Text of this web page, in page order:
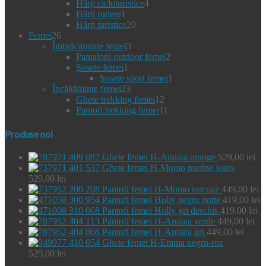
produse
de
produse
Hărţi cicloturistice44
Hărți rutiere1
produs
Hărți turistice20
Femei2626
de
produse
Îmbrăcăminte femei3
produse
Pantaloni outdoor femei2
Şosete femei1
produs
Şosete sport femei1
Încălțăminte femei23
de
produse
Ghete trekking femei12
produse
Pantofi trekking femei11
Produse noi
Ghete femei H-Amiata orange 529,00 lei
Ghete femei H-Momo marine jeans
529,00 lei
Pantofi femei H-Momo turcoaz 449,00 lei
Pantofi femei Holly negru notte 419,00 lei
Pantofi femei Holly gri deschis 419,00 lei
Pantofi femei H-Amiata verde 449,00 lei
Pantofi femei H-Amiata gri 449,00 lei
Ghete femei H-Emma negru-roz
529,00 lei